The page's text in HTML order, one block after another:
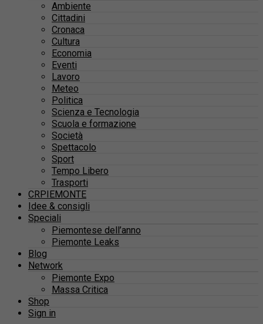
Ambiente
Cittadini
Cronaca
Cultura
Economia
Eventi
Lavoro
Meteo
Politica
Scienza e Tecnologia
Scuola e formazione
Società
Spettacolo
Sport
Tempo Libero
Trasporti
CRPIEMONTE
Idee & consigli
Speciali
Piemontese dell’anno
Piemonte Leaks
Blog
Network
Piemonte Expo
Massa Critica
Shop
Sign in